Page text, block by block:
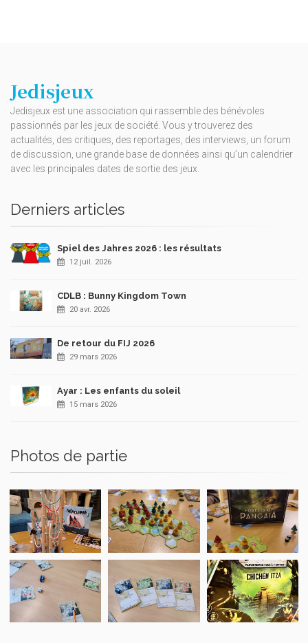
Jedisjeux
Jedisjeux est une association qui rassemble des bénévoles
passionnés par les jeux de société. Vous y trouverez des
actualités, des critiques, des reportages, des interviews, un forum
de discussion, une grande base de données ainsi qu’un calendrier
avec les principales dates de sortie des jeux.
Derniers articles
Spiel des Jahres 2026 : les résultats
12 juil. 2026
CDLB : Bunny Kingdom Town
20 avr. 2026
De retour du FIJ 2026
29 mars 2026
Ayar : Les enfants du soleil
15 mars 2026
Photos de partie